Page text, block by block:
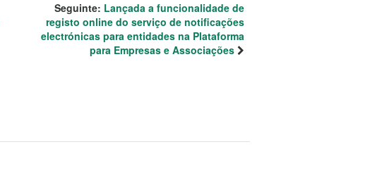
Seguinte: Lançada a funcionalidade de
registo online do serviço de notificações
electrónicas para entidades na Plataforma
para Empresas e Associações